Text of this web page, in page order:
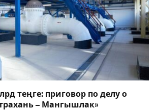
теңге: приговор по делу о
– Мангышлак»